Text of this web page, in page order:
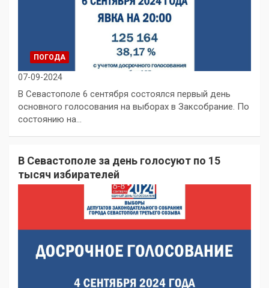
ПОГОДА
07-09-2024
В Севастополе 6 сентября состоялся первый день
основного голосования на выборах в Заксобрание. По
состоянию на…
В Севастополе за день голосуют по 15
тысяч избирателей